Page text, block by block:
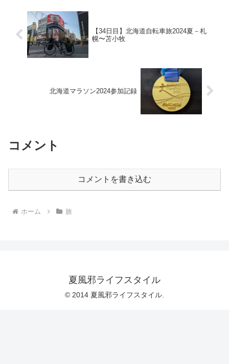
【34日目】北海道自転車旅2024夏－札
幌〜苫小牧
北海道マラソン2024参加記録
コメント
コメントを書き込む
ホーム 旅
夏風邪ライフスタイル
© 2014 夏風邪ライフスタイル.